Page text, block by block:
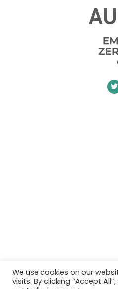
We use cookies on our
visits. By clicking “Accept